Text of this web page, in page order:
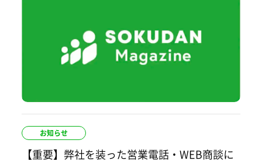
お知らせ
【重要】弊社を装った営業電話・WEB商談に